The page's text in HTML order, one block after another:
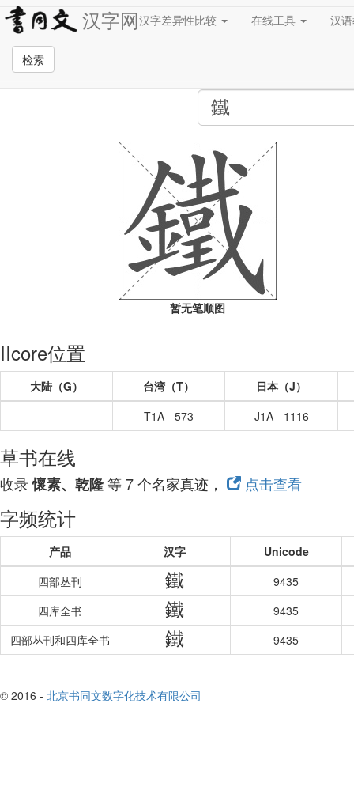
汉字网汉字差异性比较 在线工具 汉
检索
全站检索页面
暂无笔顺图
IIcore位置
大陆（G） 台湾（T）
日本（J）
-
T1A - 573 J1A - 1116
草书在线
收录懷素、乾隆等 7 个名家真迹， 点击查看
字频统计
产品 汉字
Unicode
四部丛刊
鐵
9435
四库全书
鐵
9435
四部丛刊和四库全书
鐵 9435
© 2016 - 北京书同文数字化技术有限公司